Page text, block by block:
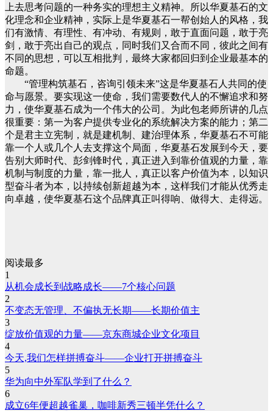
上去思考问题的一种务实的理想主义精神。所以华夏基石的文
化理念和企业精神，实际上是华夏基石一帮创始人的风格，我
们有激情、有理性、有冲动、有规则，敢于直面问题，敢于亮
剑，敢于亮出自己的观点，同时我们又合而不同，彼此之间有
不同的思想，可以互相批判，最终大家都回归到企业最基本的
命题。
“管理构筑基石，咨询引领未来”这是华夏基石人共同的使
命与愿景。要实现这一使命，我们需要数代人的不懈追求和努
力，使华夏基石成为一个伟大的公司。为此包老师所讲的几点
很重要：第一为客户提供专业化的系统解决方案的能力；第二
个是君主立宪制，就是建机制、建治理体系，华夏基石不可能
靠一个人或几个人去支撑这个局面，华夏基石发展到今天，要
告别大师时代、彭剑锋时代，真正进入到靠价值观的力量，靠
机制与制度的力量，靠一批人，真正以客户价值为本，以知识
型奋斗者为本，以持续创新超越为本，这样我们才能从优秀走
向卓越，使华夏基石这个品牌真正叫得响、做得大、走得远。
阅读最多
1
从机会成长到战略成长——7个核心问题
2
不变态无管理、不偏执无长期——长期价值主
3
绽放价值观的力量——京东商城企业文化项目
4
今天,我们怎样拼搏奋斗——企业打开拼搏奋斗
5
华为向中外军队学到了什么？
6
成立6年便超越雀巢，咖啡新秀三顿半凭什么？